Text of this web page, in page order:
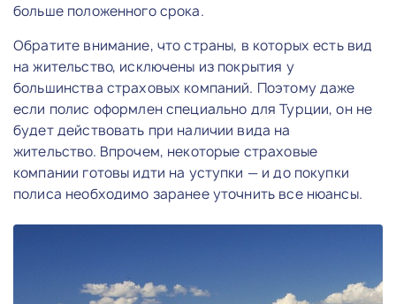
больше положенного срока.
Обратите внимание, что страны, в которых есть вид
на жительство, исключены из покрытия у
большинства страховых компаний. Поэтому даже
если полис оформлен специально для Турции, он не
будет действовать при наличии вида на
жительство. Впрочем, некоторые страховые
компании готовы идти на уступки — и до покупки
полиса необходимо заранее уточнить все нюансы.